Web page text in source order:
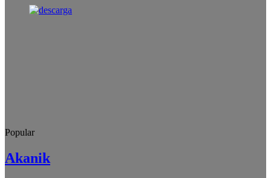
Popular
Akanik